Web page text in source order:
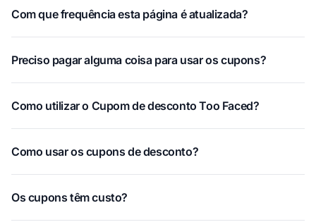
Com que frequência esta página é atualizada?
Preciso pagar alguma coisa para usar os cupons?
Como utilizar o Cupom de desconto Too Faced?
Como usar os cupons de desconto?
Os cupons têm custo?